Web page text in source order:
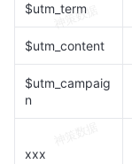
$utm_term
$utm_content
$utm_campaig
n
xxx